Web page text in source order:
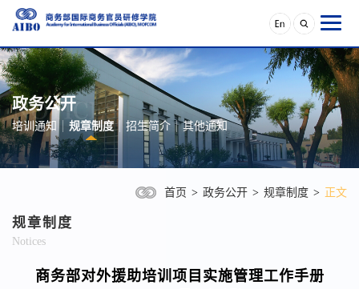
政务公开
培训通知 规章制度 招生简介 其他通知
首页 > 政务公开 > 规章制度 > 正文
规章制度
Notices
商务部对外援助培训项目实施管理工作手册